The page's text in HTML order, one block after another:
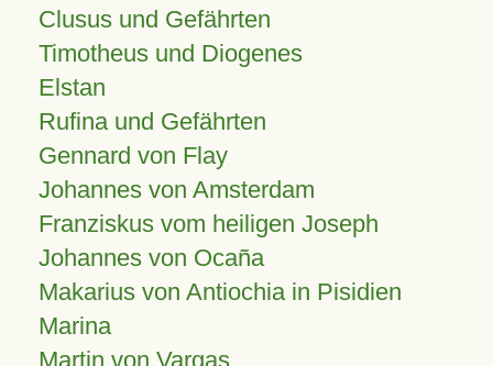
Clusus und Gefährten
Timotheus und Diogenes
Elstan
Rufina und Gefährten
Gennard von Flay
Johannes von Amsterdam
Franziskus vom heiligen Joseph
Johannes von Ocaña
Makarius von Antiochia in Pisidien
Marina
Martin von Vargas